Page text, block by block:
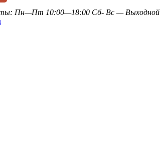
Пн—Пт 10:00—18:00 Сб- Вс — Выходной